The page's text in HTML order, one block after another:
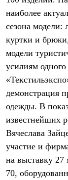
Жилеты
Утепленная
Брюки
Штормовая
Софтшелл одежда
Куртки
Брюки
Лёгкая одежда
Рубашки
Футболки
Толстовки
Брюки
Термобелье
Теплое термобелье
Среднее
Легкое
наиболее
сезона модели:
куртки и
модели
усилиям
демонстрация
одежды. В
известнейших
Вячеслава
участие и
на выставку 27
70,